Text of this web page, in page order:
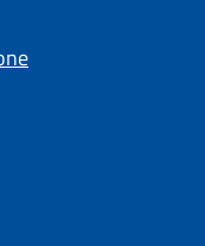
(apre in un'altra